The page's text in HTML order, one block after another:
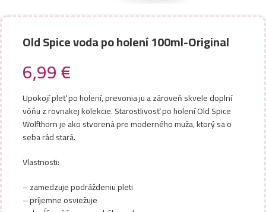
Old Spice voda po holení 100ml-Original
6,99€
Upokojí pleť po holení, prevonia ju a zároveň skvele doplní
vôňu z rovnakej kolekcie. Starostlivosť po holení Old Spice
Wolfthorn je ako stvorená pre moderného muža, ktorý sa o
seba rád stará.
Vlastnosti:
– zamedzuje podráždeniu pleti
– príjemne osviežuje